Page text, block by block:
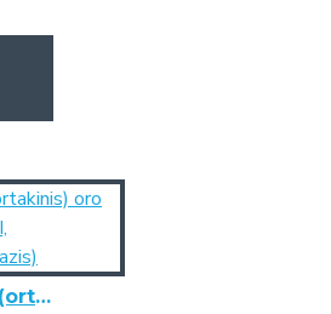
AlpicAir kanalinis (ortakinis) oro kondicionierius PRO III, 15.24/18.18 kW (trifazis)